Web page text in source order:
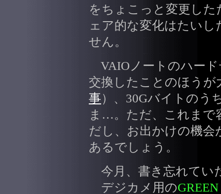
をちょこっと変更し
ェア的な変化はたい
せん。
VAIOノートのハー
交換したことのほうが
事）、30Gバイトのう
ま…。ただ、これまで
だし、お出かけの機
あるでしょう。
今月、書き忘れてい
デジカメ用の